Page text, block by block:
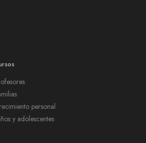
personal
y adolescentes